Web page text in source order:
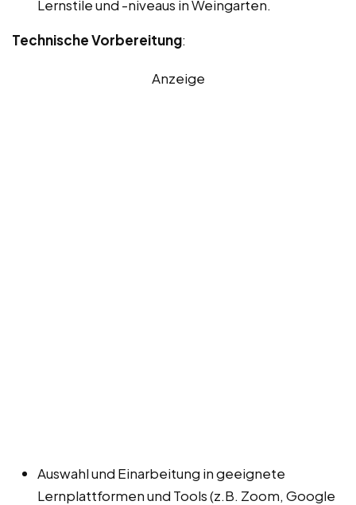
Lernstile und -niveaus in Weingarten.
Technische Vorbereitung:
Anzeige
Auswahl und Einarbeitung in geeignete
Lernplattformen und Tools (z.B. Zoom, Google